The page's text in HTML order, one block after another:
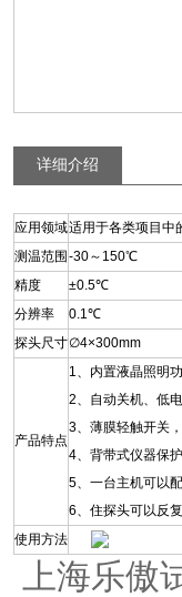
详细介绍
应用领域适用于各类项目中
测温范围 -30～150℃
精度
±0.5℃
分辨率
0.1℃
探头尺寸∅4×300mm
产品特点
1、内置液晶照明
2、自动关机、低
3、薄膜轻触开关
4、背带式仪器保
5、一台主机可以
6、住探头可以反
使用方法
上海乐傲